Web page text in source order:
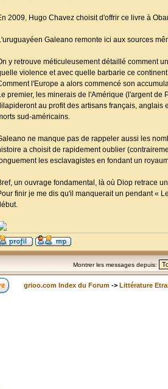
2009, Hugo Chavez choisit d'offrir ce livre à
Galeano remonte ici aux sources
y retrouve méticuleusement détaillé comment
violence et avec quelle barbarie ce
l'Europe a alors commencé son
premier, les minerais de l'Amérique (l'argent
au profit des artisans français,
sud-américains.
ne manque pas de rappeler aussi les
a choisit de rapidement oublier
les esclavagistes en fondant un
un ouvrage fondamental, là où Diop retrace
finir je me dis qu'il manquerait un pendant «
Montrer les messages depuis:
grioo.com Index du Forum -> Littérature